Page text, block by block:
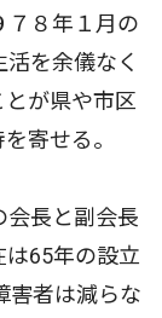
７８年１月の
を余儀なく
が県や市区
寄せる。
長と副会長
65年の設立
害者は減らな